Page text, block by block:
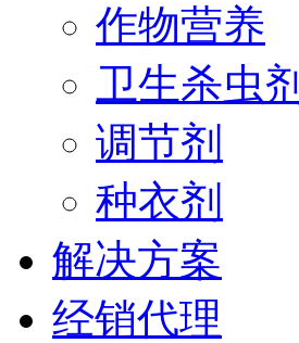
作物营养
卫生杀虫剂
调节剂
种衣剂
解决方案
经销代理